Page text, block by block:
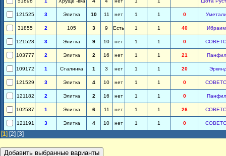
121525 3 Элитка 10 11 нет 1 1 0
31855 2 105 3 9 Есть 1 1 40
121528 3 Элитка 9 10 нет 1 1 0
103777 2 Элитка 2 16 нет 1 1 21
109172 1 Сталинка 1 3 нет 1 1 20
121529 3 Элитка 4 10 нет 1 1 0
121182 2 Элитка 2 16 нет 1 1 0
102587 1 Элитка 6 11 нет 1 1 26
121191 3 Элитка 4 10 нет 1 1 0
[1] [2] [3]